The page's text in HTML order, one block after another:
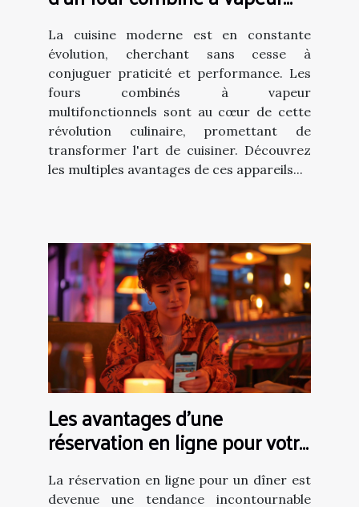
multifonctionnel
La cuisine moderne est en constante
évolution, cherchant sans cesse à
conjuguer praticité et performance. Les
fours combinés à vapeur
multifonctionnels sont au cœur de cette
révolution culinaire, promettant de
transformer l'art de cuisiner. Découvrez
les multiples avantages de ces appareils...
Les avantages d'une
réservation en ligne pour votre
dîner
La réservation en ligne pour un dîner est
devenue une tendance incontournable